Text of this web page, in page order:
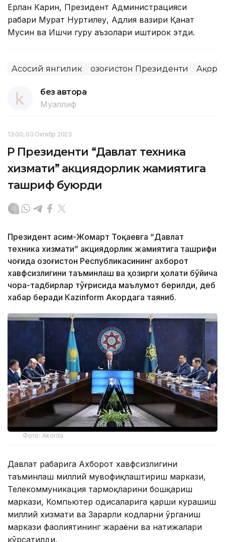
Ерлан Карин, Президент Администрацияси
раҳбари Мурат Нуртилеу, Адлия вазири Қанат
Мусин ва Ишчи гуруҳ аъзолари иштирок этди.
Асосий янгилик Қозоғистон Президенти
без автора
Муаллиф
13:00, 03 Октябр 2023
ҚР Президенти “Давлат техника
хизмати” акциядорлик жамиятига
ташриф буюрди
Президент Қасим-Жомарт Тоқаевга “Давлат
техника хизмати” акциядорлик жамиятига ташрифи
чоғида Қозоғистон Республикасининг ахборот
хавфсизлигини таъминлаш ва ҳозирги ҳолати бўйича
чора-тадбирлар тўғрисида маълумот берилди, деб
хабар беради Каzinform Акордага таяниб.
Фото: Akorda
Давлат раҳбарига Ахборот хавфсизлигини
таъминлаш миллий мувофиқлаштириш маркази,
Телекоммуникация тармоқларини бошқариш
маркази, Компьютер ҳодисаларига қарши курашиш
миллий хизмати ва Зарарли кодларни ўрганиш
маркази фаолиятининг жараёни ва натижалари
кўрсатилди.